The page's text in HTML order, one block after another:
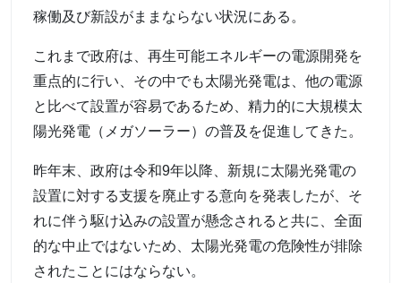
稼働及び新設がままならない状況にある。
これまで政府は、再生可能エネルギーの電源開発を
重点的に行い、その中でも太陽光発電は、他の電源
と比べて設置が容易であるため、精力的に大規模太
陽光発電（メガソーラー）の普及を促進してきた。
昨年末、政府は令和9年以降、新規に太陽光発電の
設置に対する支援を廃止する意向を発表したが、そ
れに伴う駆け込みの設置が懸念されると共に、全面
的な中止ではないため、太陽光発電の危険性が排除
されたことにはならない。